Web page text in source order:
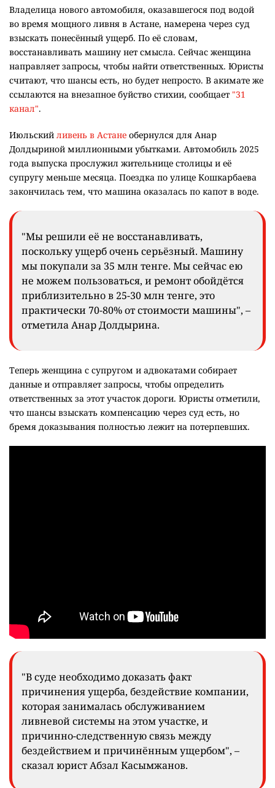
Владелица нового автомобиля, оказавшегося под водой
во время мощного ливня в Астане, намерена через суд
взыскать понесённый ущерб. По её словам,
восстанавливать машину нет смысла. Сейчас женщина
направляет запросы, чтобы найти ответственных. Юристы
считают, что шансы есть, но будет непросто. В акимате же
ссылаются на внезапное буйство стихии, сообщает "31
канал".
Июльский ливень в Астане обернулся для Анар
Долдыриной миллионными убытками. Автомобиль 2025
года выпуска прослужил жительнице столицы и её
супругу меньше месяца. Поездка по улице Кошкарбаева
закончилась тем, что машина оказалась по капот в воде.
"Мы решили её не восстанавливать,
поскольку ущерб очень серьёзный. Машину
мы покупали за 35 млн тенге. Мы сейчас ею
не можем пользоваться, и ремонт обойдётся
приблизительно в 25-30 млн тенге, это
практически 70-80% от стоимости машины", –
отметила Анар Долдырина.
Теперь женщина с супругом и адвокатами собирает
данные и отправляет запросы, чтобы определить
ответственных за этот участок дороги. Юристы отметили,
что шансы взыскать компенсацию через суд есть, но
бремя доказывания полностью лежит на потерпевших.
"В суде необходимо доказать факт
причинения ущерба, бездействие компании,
которая занималась обслуживанием
ливневой системы на этом участке, и
причинно-следственную связь между
бездействием и причинённым ущербом", –
сказал юрист Абзал Касымжанов.